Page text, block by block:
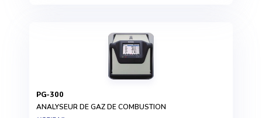
PG-300
ANALYSEUR DE GAZ DE COMBUSTION